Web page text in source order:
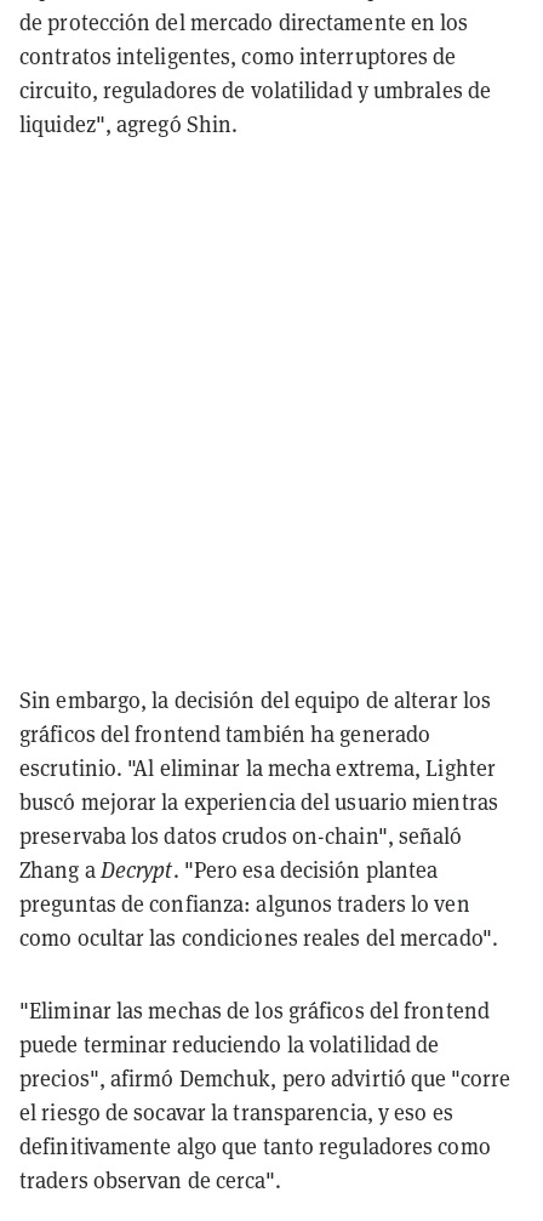
de protección del mercado directamente en los
contratos inteligentes, como interruptores de
circuito, reguladores de volatilidad y umbrales de
liquidez", agregó Shin.
Sin embargo, la decisión del equipo de alterar los
gráficos del frontend también ha generado
escrutinio. "Al eliminar la mecha extrema, Lighter
buscó mejorar la experiencia del usuario mientras
preservaba los datos crudos on-chain", señaló
Zhang aDecrypt. "Pero esa decisión plantea
preguntas de confianza: algunos traders lo ven
como ocultar las condiciones reales del mercado".
"Eliminar las mechas de los gráficos del frontend
puede terminar reduciendo la volatilidad de
precios", afirmó Demchuk, pero advirtió que "corre
el riesgo de socavar la transparencia, y eso es
definitivamente algo que tanto reguladores como
traders observan de cerca".